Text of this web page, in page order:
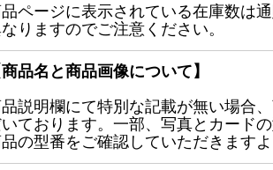
ページに表示されている在庫数は
りますのでご注意ください。
商品名と商品画像について】
説明欄にて特別な記載が無い場合
ております。一部、写真とカード
の型番をご確認していただきます